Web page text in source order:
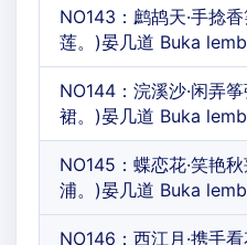
NO143：鹧鸪天·手捻
莲。)晏几道 Buka
NO144：浣溪沙·闲弄
裙。)晏几道 Buka
NO145：蝶恋花·笑艳
浦。)晏几道 Buka
NO146：西江月·携手